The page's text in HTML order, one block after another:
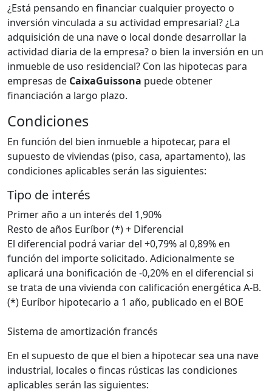
¿Está pensando en financiar cualquier proyecto o
inversión vinculada a su actividad empresarial? ¿La
adquisición de una nave o local donde desarrollar la
actividad diaria de la empresa? o bien la inversión en un
inmueble de uso residencial? Con las hipotecas para
empresas de CaixaGuissona puede obtener
financiación a largo plazo.
Condiciones
En función del bien inmueble a hipotecar, para el
supuesto de viviendas (piso, casa, apartamento), las
condiciones aplicables serán las siguientes:
Tipo de interés
Primer año a un interés del 1,90%
Resto de años Euríbor (*) + Diferencial
El diferencial podrá variar del +0,79% al 0,89% en
función del importe solicitado. Adicionalmente se
aplicará una bonificación de -0,20% en el diferencial si
se trata de una vivienda con calificación energética A-B.
(*) Euríbor hipotecario a 1 año, publicado en el BOE
Sistema de amortización francés
En el supuesto de que el bien a hipotecar sea una nave
industrial, locales o fincas rústicas las condiciones
aplicables serán las siguientes: